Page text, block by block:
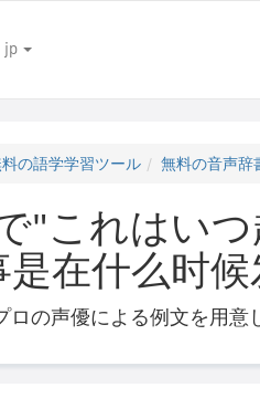
jp
の語学学習ツール 無料の音声辞
"これはい
是在什么时
ロの声優による例文を用意